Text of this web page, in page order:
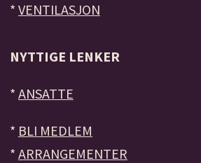
* VENTILASJON
NYTTIGE LENKER
* ANSATTE
* BLI MEDLEM
* ARRANGEMENTER